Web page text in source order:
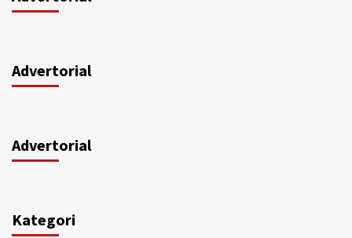
Advertorial
Advertorial
Kategori